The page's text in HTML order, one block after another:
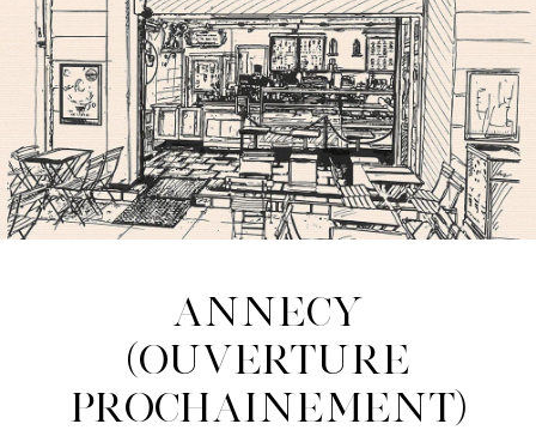
Annecy
(Ouverture
prochainement)